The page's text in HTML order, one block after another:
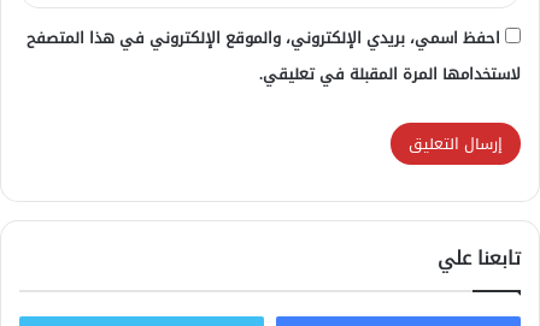
احفظ اسمي، بريدي الإلكتروني، والموقع الإلكتروني في هذا المتصفح
لاستخدامها المرة المقبلة في تعليقي.
تابعنا علي